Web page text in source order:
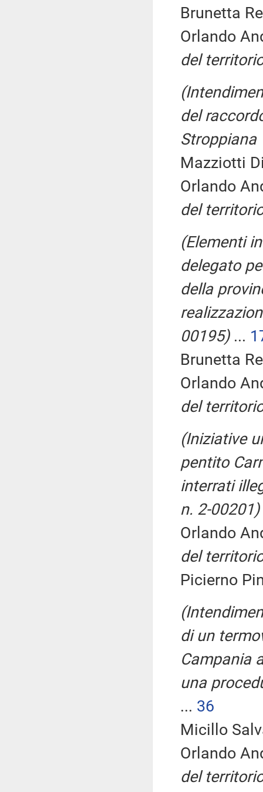
Brunetta
Orlando
del
del
Stroppiana
Mazziotti
Orlando
del
(Elementi
delegato
della
00195)...
Brunetta
Orlando
del
(Iniziative
pentito
interrati
n. 2-00201)
Orlando
del
Picierno
di un
Campania
una
... 36
Micillo
Orlando
del